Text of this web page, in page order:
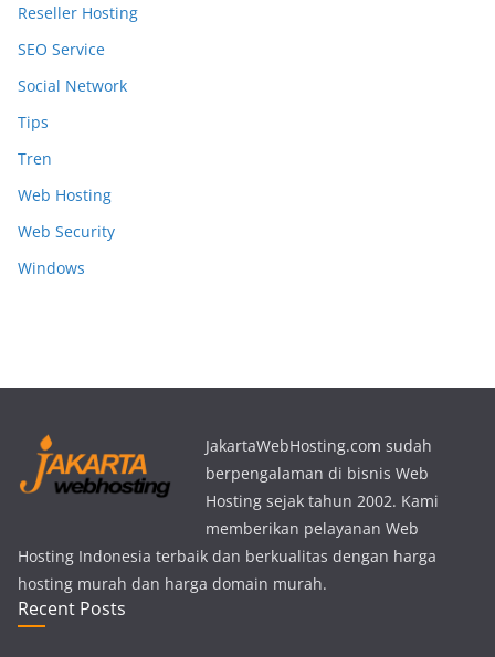
Reseller Hosting
SEO Service
Social Network
Tips
Tren
Web Hosting
Web Security
Windows
JakartaWebHosting.com sudah
berpengalaman di bisnis Web
Hosting sejak tahun 2002. Kami
memberikan pelayanan Web
Hosting Indonesia terbaik dan berkualitas dengan harga
hosting murah dan harga domain murah.
Recent Posts